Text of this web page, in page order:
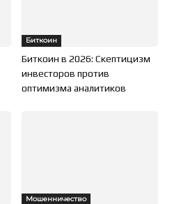
Биткоин
Биткоин в 2026: Скептицизм
инвесторов против
оптимизма аналитиков
Мошенничество